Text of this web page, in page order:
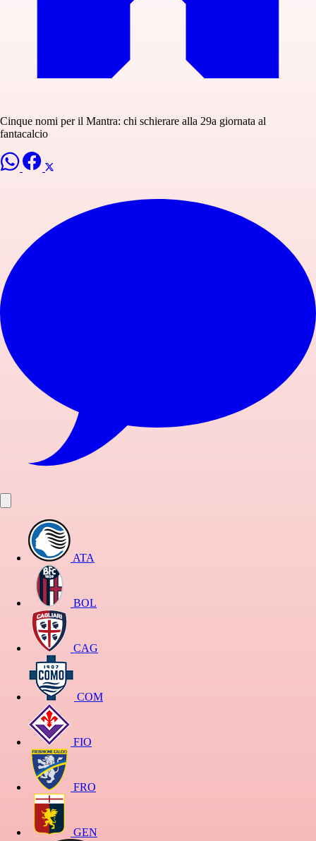
Cinque nomi per il Mantra: chi schierare alla 29a giornata al
fantacalcio
ATA
BOL
CAG
COM
FIO
FRO
GEN